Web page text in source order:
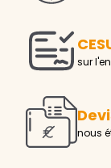
sur
nous